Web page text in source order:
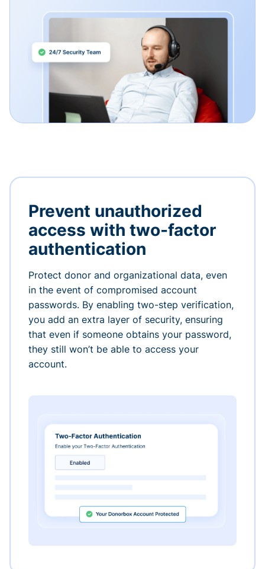
Prevent unauthorized
access with two-factor
authentication
Protect donor and organizational data, even
in the event of compromised account
passwords. By enabling two-step verification,
you add an extra layer of security, ensuring
that even if someone obtains your password,
they still won’t be able to access your
account.